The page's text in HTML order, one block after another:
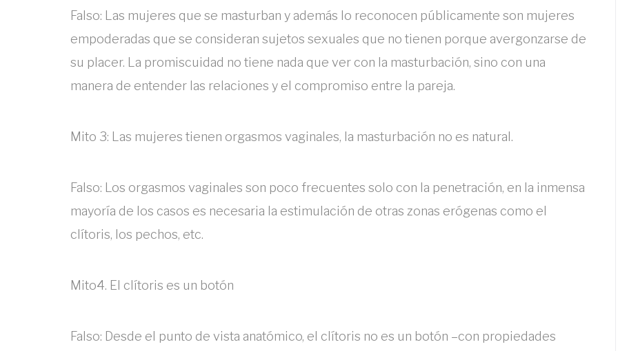
Falso: Las mujeres que se masturban y además lo reconocen públicamente son mujeres
empoderadas que se consideran sujetos sexuales que no tienen porque avergonzarse de
su placer. La promiscuidad no tiene nada que ver con la masturbación, sino con una
manera de entender las relaciones y el compromiso entre la pareja.
Mito 3: Las mujeres tienen orgasmos vaginales, la masturbación no es natural.
Falso: Los orgasmos vaginales son poco frecuentes solo con la penetración, en la inmensa
mayoría de los casos es necesaria la estimulación de otras zonas erógenas como el
clítoris, los pechos, etc.
Mito4. El clítoris es un botón
Falso: Desde el punto de vista anatómico, el clítoris no es un botón –con propiedades